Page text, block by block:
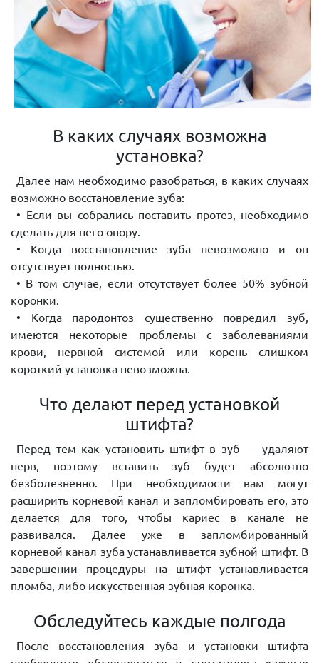
В каких случаях возможна
установка?
Далее нам необходимо разобраться, в каких случаях
возможно восстановление зуба:
• Если вы собрались поставить протез, необходимо
сделать для него опору.
• Когда восстановление зуба невозможно и он
отсутствует полностью.
• В том случае, если отсутствует более 50% зубной
коронки.
• Когда пародонтоз существенно повредил зуб,
имеются некоторые проблемы с заболеваниями
крови, нервной системой или корень слишком
короткий установка невозможна.
Что делают перед установкой
штифта?
Перед тем как установить штифт в зуб — удаляют
нерв, поэтому вставить зуб будет абсолютно
безболезненно. При необходимости вам могут
расширить корневой канал и запломбировать его, это
делается для того, чтобы кариес в канале не
развивался. Далее уже в запломбированный
корневой канал зуба устанавливается зубной штифт. В
завершении процедуры на штифт устанавливается
пломба, либо искусственная зубная коронка.
Обследуйтесь каждые полгода
После восстановления зуба и установки штифта